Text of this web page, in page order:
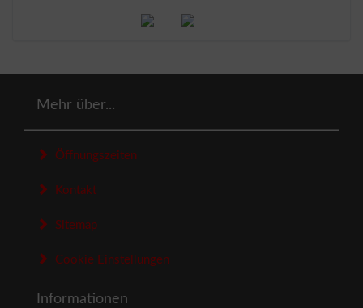
Mehr über...
Öffnungszeiten
Kontakt
Sitemap
Cookie Einstellungen
Informationen